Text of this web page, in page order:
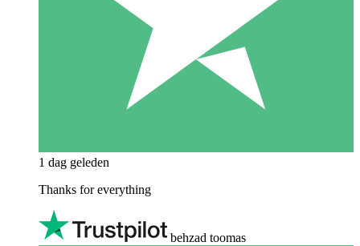
1 dag geleden
Thanks for everything
behzad toomas